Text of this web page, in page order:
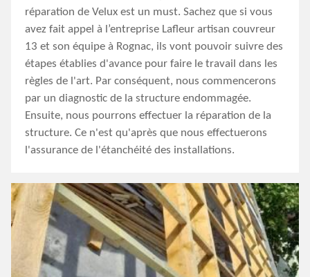
réparation de Velux est un must. Sachez que si vous
avez fait appel à l’entreprise Lafleur artisan couvreur
13 et son équipe à Rognac, ils vont pouvoir suivre des
étapes établies d'avance pour faire le travail dans les
règles de l'art. Par conséquent, nous commencerons
par un diagnostic de la structure endommagée.
Ensuite, nous pourrons effectuer la réparation de la
structure. Ce n'est qu'après que nous effectuerons
l'assurance de l'étanchéité des installations.